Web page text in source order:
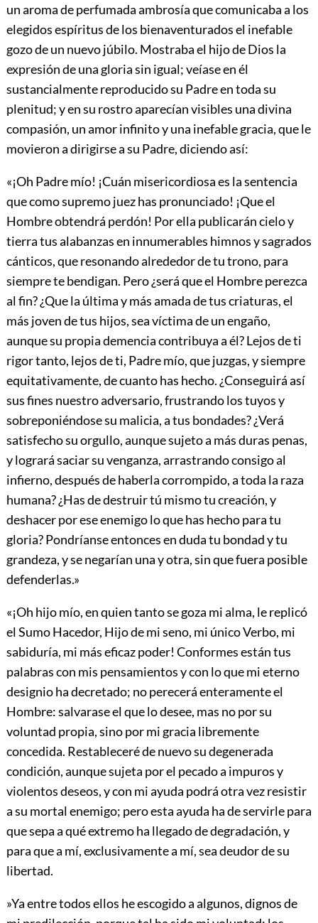
un aroma de perfumada ambrosía que comunicaba a los
elegidos espíritus de los bienaventurados el inefable
gozo de un nuevo júbilo. Mostraba el hijo de Dios la
expresión de una gloria sin igual; veíase en él
sustancialmente reproducido su Padre en toda su
plenitud; y en su rostro aparecían visibles una divina
compasión, un amor infinito y una inefable gracia, que le
movieron a dirigirse a su Padre, diciendo así:
«¡Oh Padre mío! ¡Cuán misericordiosa es la sentencia
que como supremo juez has pronunciado! ¡Que el
Hombre obtendrá perdón! Por ella publicarán cielo y
tierra tus alabanzas en innumerables himnos y sagrados
cánticos, que resonando alrededor de tu trono, para
siempre te bendigan. Pero ¿será que el Hombre perezca
al fin? ¿Que la última y más amada de tus criaturas, el
más joven de tus hijos, sea víctima de un engaño,
aunque su propia demencia contribuya a él? Lejos de ti
rigor tanto, lejos de ti, Padre mío, que juzgas, y siempre
equitativamente, de cuanto has hecho. ¿Conseguirá así
sus fines nuestro adversario, frustrando los tuyos y
sobreponiéndose su malicia, a tus bondades? ¿Verá
satisfecho su orgullo, aunque sujeto a más duras penas,
y logrará saciar su venganza, arrastrando consigo al
infierno, después de haberla corrompido, a toda la raza
humana? ¿Has de destruir tú mismo tu creación, y
deshacer por ese enemigo lo que has hecho para tu
gloria? Pondríanse entonces en duda tu bondad y tu
grandeza, y se negarían una y otra, sin que fuera posible
defenderlas.»
«¡Oh hijo mío, en quien tanto se goza mi alma, le replicó
el Sumo Hacedor, Hijo de mi seno, mi único Verbo, mi
sabiduría, mi más eficaz poder! Conformes están tus
palabras con mis pensamientos y con lo que mi eterno
designio ha decretado; no perecerá enteramente el
Hombre: salvarase el que lo desee, mas no por su
voluntad propia, sino por mi gracia libremente
concedida. Restableceré de nuevo su degenerada
condición, aunque sujeta por el pecado a impuros y
violentos deseos, y con mi ayuda podrá otra vez resistir
a su mortal enemigo; pero esta ayuda ha de servirle para
que sepa a qué extremo ha llegado de degradación, y
para que a mí, exclusivamente a mí, sea deudor de su
libertad.
»Ya entre todos ellos he escogido a algunos, dignos de